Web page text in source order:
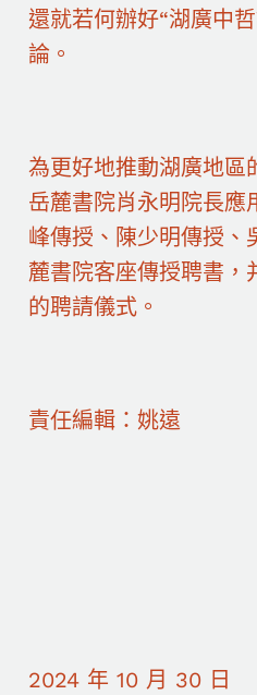
還就若何辦好“湖廣中
論。
為更好地推動湖廣地區
岳麓書院肖永明院長應
峰傳授、陳少明傳授、
麓書院客座傳授聘書，
的聘請儀式。
責任編輯：姚遠
2024 年 10 月 30 日